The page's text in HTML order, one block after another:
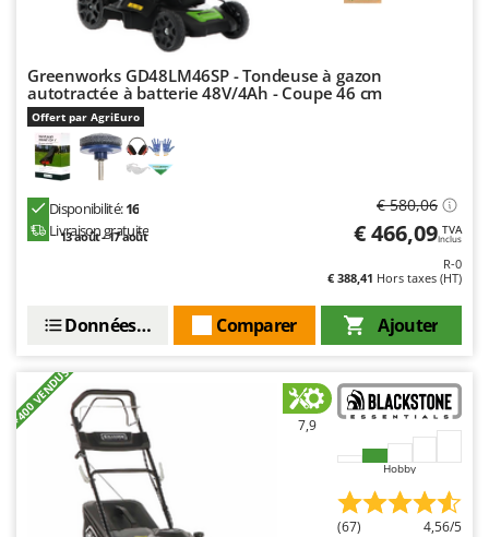
Stiga
Sunseeker
T
Tecla
TecnoGen
Tellarini Pompe
Telwin
Titania
Tornado
Tre Spade
Trev - Abrek - TecnoVIR
Trotec
Troy-Bilt
Greenworks GD48LM46SP - Tondeuse à gazon
autotractée à batterie 48V/4Ah - Coupe 46 cm
Offert par AgriEuro
Disponibilité:16
Livraison gratuite
13 août - 17 août
€ 580,06
€ 466,09 TVA
Inclus
R-0
€ 388,41 Hors taxes (HT)
Ajouter
Comparer
Données techniques
+400 VENDUS 7,9
Hobby
(67) 4,56/5